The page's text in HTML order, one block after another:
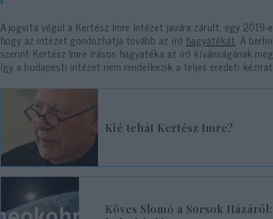
A jogvita végül a Kertész Imre Intézet javára zárult: egy
hogy az intézet gondozhatja tovább az író hagyatékát. A
szerint Kertész Imre írásos hagyatéka az író kívánságának
így a budapesti intézet nem rendelkezik a teljes eredeti
Kié tehát Kertész Imre?
Köves Slomó a Sorsok